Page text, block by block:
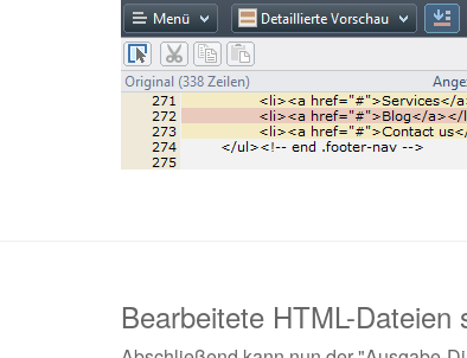
Bearbeitete HTML-Dateien